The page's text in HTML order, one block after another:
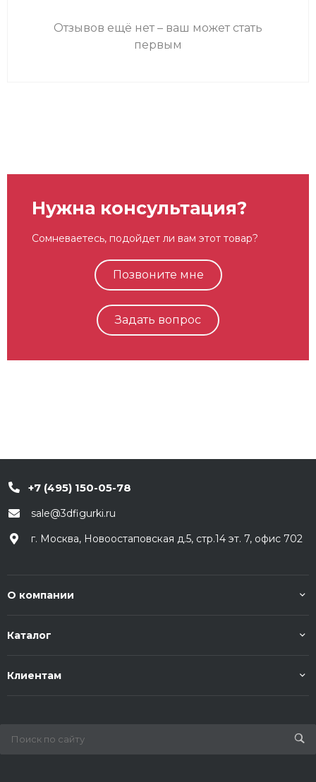
Отзывов ещё нет – ваш может стать
первым
Нужна консультация?
Сомневаетесь, подойдет ли вам этот товар?
Позвоните мне
Задать вопрос
+7 (495) 150-05-78
sale@3dfigurki.ru
г. Москва, Новоостаповская д.5, стр.14 эт. 7, офис 702
О компании
Каталог
Клиентам